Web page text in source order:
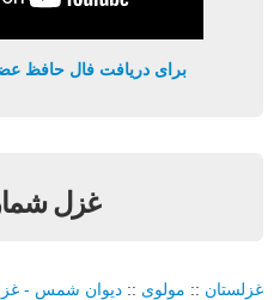
برای دریافت فال حافظ
غزل
غزلستان :: مولوی :: دیوان شمس -